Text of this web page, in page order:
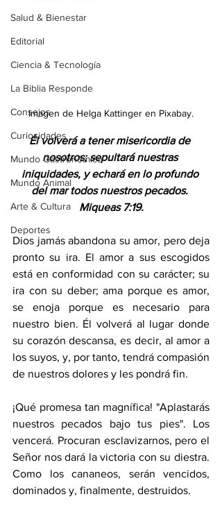
Salud & Bienestar
Editorial
Ciencia & Tecnología
La Biblia Responde
Consejos
Curiosidades
Mundo Gastronómico
Mundo Animal
Arte & Cultura
Deportes
Imagen de Helga Kattinger en Pixabay.
Él volverá a tener misericordia de
nosotros; sepultará nuestras
iniquidades, y echará en lo profundo
del mar todos nuestros pecados.
Miqueas 7:19.
Dios jamás abandona su amor, pero deja
pronto su ira. El amor a sus escogidos
está en conformidad con su carácter; su
ira con su deber; ama porque es amor,
se enoja porque es necesario para
nuestro bien. Él volverá al lugar donde
su corazón descansa, es decir, al amor a
los suyos, y, por tanto, tendrá compasión
de nuestros dolores y les pondrá fin.
¡Qué promesa tan magnífica! "Aplastarás
nuestros pecados bajo tus pies". Los
vencerá. Procuran esclavizarnos, pero el
Señor nos dará la victoria con su diestra.
Como los cananeos, serán vencidos,
dominados y, finalmente, destruidos.